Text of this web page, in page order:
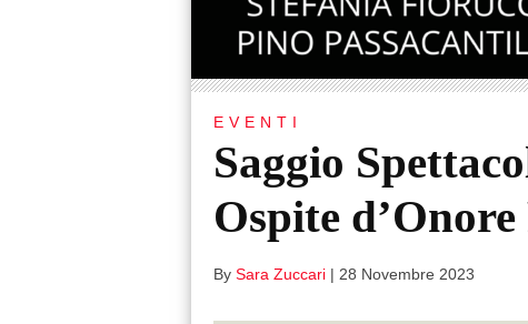
EVENTI
Saggio
Ospite
By Sara Zuccari | 28 Novembre 2023